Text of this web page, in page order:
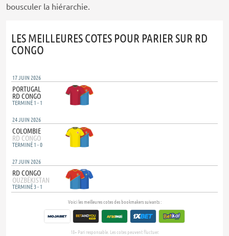
bousculer la hiérarchie.